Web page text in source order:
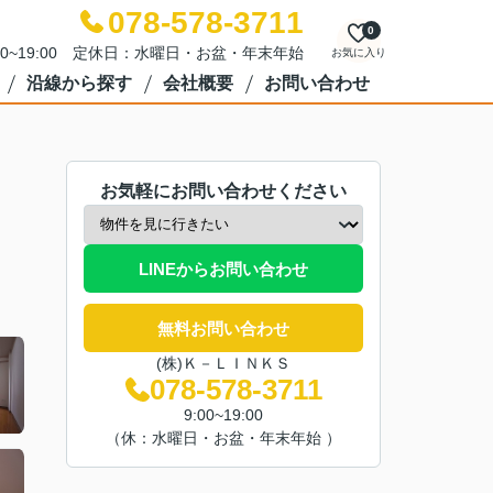
078-578-3711
定休日：水曜日・お盆・年末年始 お気に入り
0
沿線から探す 会社概要 お問い合わせ
お気軽にお問い合わせください
LINEからお問い合わせ
無料お問い合わせ
(株)Ｋ－ＬＩＮＫＳ
078-578-3711
9:00~19:00
（休：水曜日・お盆・年末年始 ）